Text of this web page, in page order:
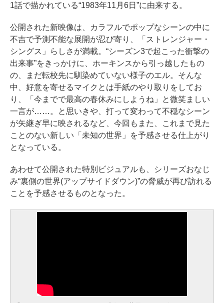
1話で描かれている“1983年11月6日”に由来する。
公開された新映像は、カラフルでポップなシーンの中に
不吉で予測不能な展開が忍び寄り、「ストレンジャー・
シングス」らしさが満載。“シーズン3で起こった衝撃の
出来事”をきっかけに、ホーキンスから引っ越したもの
の、まだ転校先に馴染めていない様子のエル。そんな
中、好意を寄せるマイクとは手紙のやり取りをしてお
り、「今までで最高の春休みにしようね」と微笑ましい
一言が……。と思いきや、打って変わって不穏なシーン
が矢継ぎ早に映されるなど、今回もまた、これまで見た
ことのない新しい「未知の世界」を予感させる仕上がり
となっている。
あわせて公開された特別ビジュアルも、シリーズおなじ
み“裏側の世界(アップサイドダウン)”の脅威が再び訪れる
ことを予感させるものとなった。